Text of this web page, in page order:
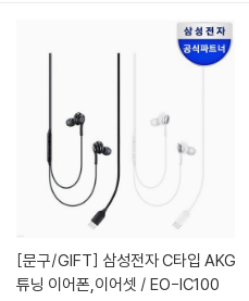
[문구/GIFT]
튜닝 이어폰,이어셋 / EO-IC100